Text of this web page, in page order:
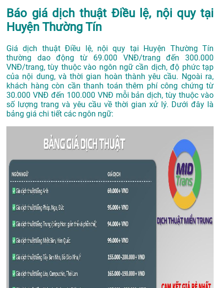
Báo giá dịch thuật Điều lệ, nội quy tại
Huyện Thường Tín
Giá dịch thuật Điều lệ, nội quy tại Huyện Thường Tín
thường dao động từ 69.000 VNĐ/trang đến 300.000
VNĐ/trang, tùy thuộc vào ngôn ngữ cần dịch, độ phức tạp
của nội dung, và thời gian hoàn thành yêu cầu. Ngoài ra,
khách hàng còn cần thanh toán thêm phí công chứng từ
30.000 VNĐ đến 100.000 VNĐ mỗi bản dịch, tùy thuộc vào
số lượng trang và yêu cầu về thời gian xử lý. Dưới đây là
bảng giá chi tiết các ngôn ngữ: